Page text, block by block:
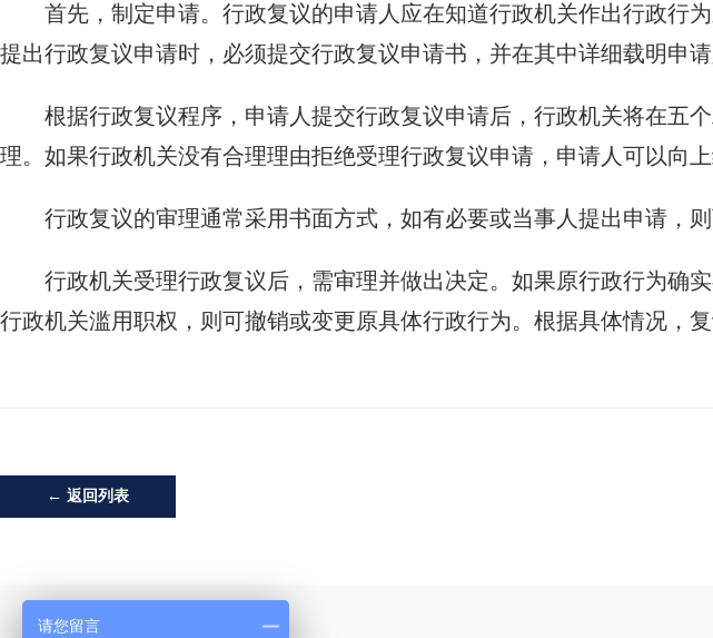
首先，制定申请。行政复议的申请人应在知道行政机关作出行政行
提出行政复议申请时，必须提交行政复议申请书，并在其中详细载明申
根据行政复议程序，申请人提交行政复议申请后，行政机关将在五
理。如果行政机关没有合理理由拒绝受理行政复议申请，申请人可以向
行政复议的审理通常采用书面方式，如有必要或当事人提出申请，则
行政机关受理行政复议后，需审理并做出决定。如果原行政行为确
行政机关滥用职权，则可撤销或变更原具体行政行为。根据具体情况，
← 返回列表
请您留言